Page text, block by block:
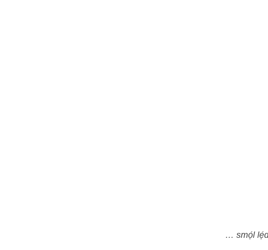
… smọ́l